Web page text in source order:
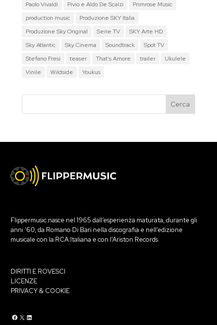
Paolo Vivaldi
Pivio e Aldo De Scalzi
Primrose Music
production music
Produzione SKY Italia
Produzione Sky Original
Serie TV
SKY Arte HD
Sky Atlantic
Sky Cinema Soundtrack
Spot TV
Stefano Fresi
teaser That's Amore trailer
Ukulele
Vinile
Wildside Youkus
Flippermusic nasce nel 1965 dall’esperienza maturata, durante gli
anni ‘60, da Romano Di Bari nella discografia e nell’edizione
musicale con la RCA Italiana e con l’Ariston Records.
DIRITTI E ROVESCI
LICENZE
PRIVACY & COOKIE
Flippermusic Facebook Flippermusic Twitter Flippermusic Linkedin